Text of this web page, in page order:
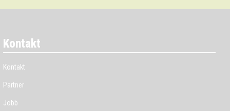
Kontakt
Kontakt
Partner
Jobb